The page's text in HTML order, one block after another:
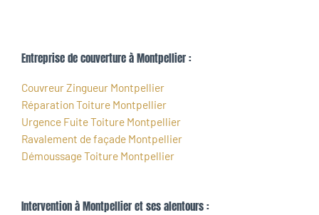
Entreprise de couverture à Montpellier :
Couvreur Zingueur Montpellier
Réparation Toiture Montpellier
Urgence Fuite Toiture Montpellier
Ravalement de façade Montpellier
Démoussage Toiture Montpellier
Intervention à Montpellier et ses alentours :